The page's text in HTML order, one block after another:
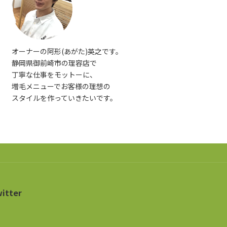
オーナーの阿形(あがた)英之です。
静岡県御前崎市の理容店で
丁寧な仕事をモットーに、
増毛メニューでお客様の理想の
スタイルを作っていきたいです。